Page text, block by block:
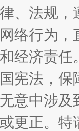
生
、法规
络行为
经济责
宪法，
意中涉
更正。